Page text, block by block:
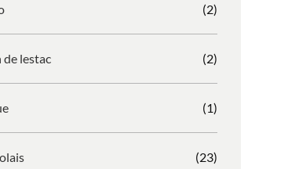
(2)
de lestac (2)
(1)
(23)